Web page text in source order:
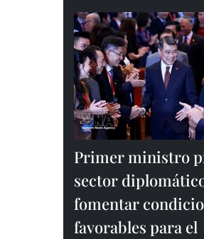
Primer ministro
sector
fomentar
favorables para el